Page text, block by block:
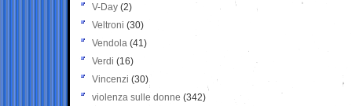
V-Day (2)
Veltroni (30)
Vendola (41)
Verdi (16)
Vincenzi (30)
violenza sulle donne (342)